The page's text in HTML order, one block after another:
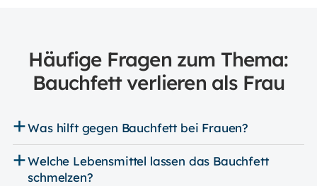
Häufige Fragen zum Thema:
Bauchfett verlieren als Frau
Was hilft gegen Bauchfett bei Frauen?
Welche Lebensmittel lassen das Bauchfett
schmelzen?